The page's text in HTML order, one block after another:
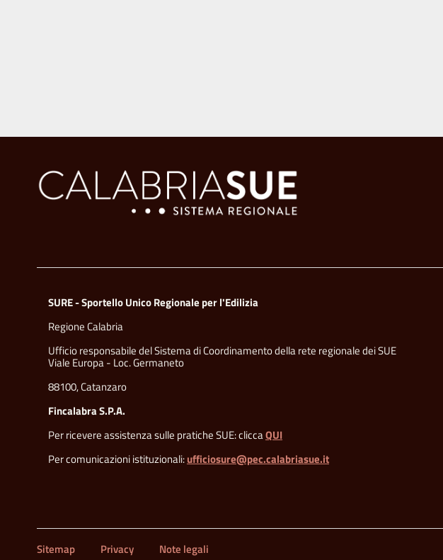
SURE - Sportello Unico Regionale per l'Edilizia
Regione Calabria
Ufficio responsabile del Sistema di Coordinamento della rete regionale dei SUE
Viale Europa - Loc. Germaneto
88100, Catanzaro
Fincalabra S.P.A.
Per ricevere assistenza sulle pratiche SUE: cliccaQUI
Per comunicazioni istituzionali:ufficiosure@pec.calabriasue.it
Sitemap Privacy Note legali